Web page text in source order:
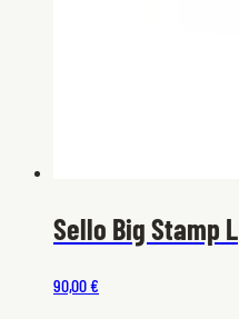
Sello Big Stamp L
90,00 €